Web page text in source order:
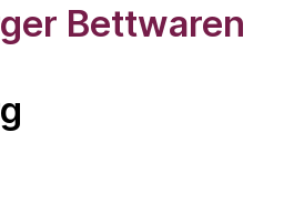
Bettwaren